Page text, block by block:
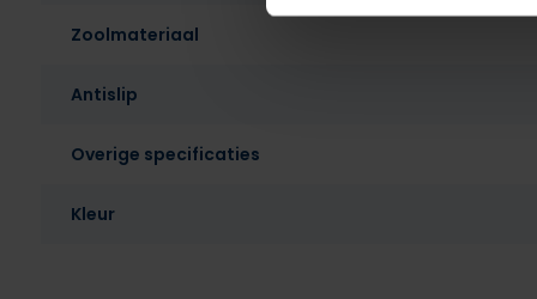
Zoolmateriaal
Antislip
Overige specificaties
Kleur